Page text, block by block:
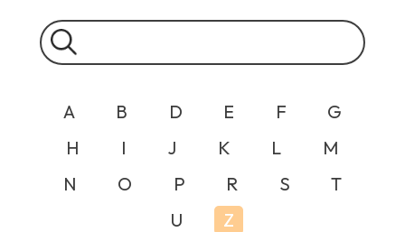
A B D E F
G
H
I J K L
M
N
O P R S
T
U
Z